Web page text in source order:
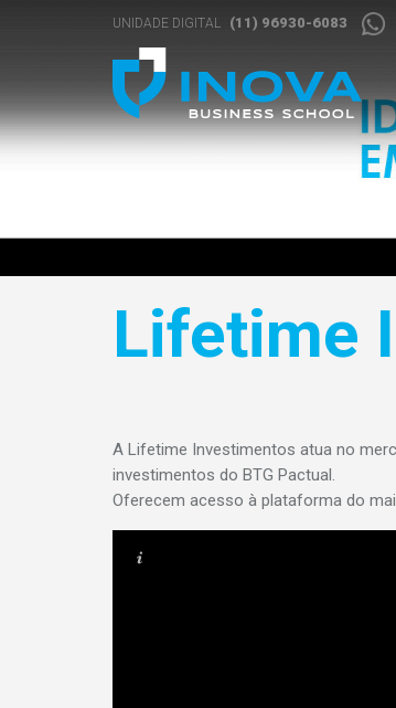
UNIDADE DIGITAL (11) 96930-6083
Lifetime
A Lifetime Investimentos atua no
investimentos do BTG Pactual.
Oferecem acesso à plataforma do